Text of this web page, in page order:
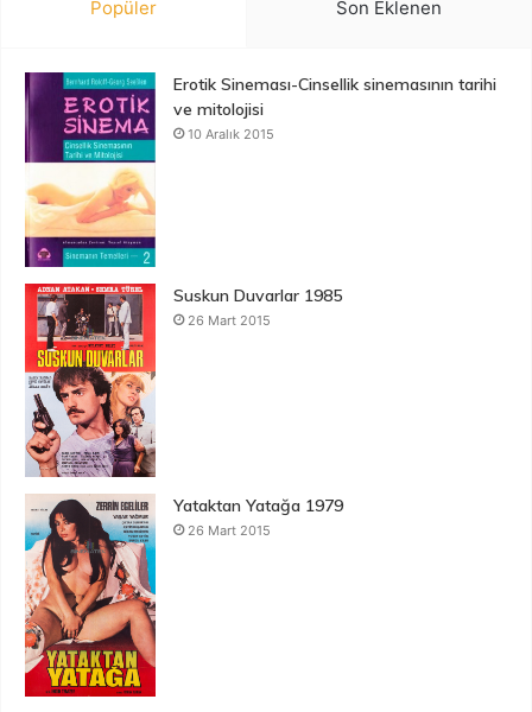
Popüler Son Eklenen
Erotik Sineması-Cinsellik sinemasının tarihi
ve mitolojisi
10 Aralık 2015
Suskun Duvarlar 1985
26 Mart 2015
Yataktan Yatağa 1979
26 Mart 2015